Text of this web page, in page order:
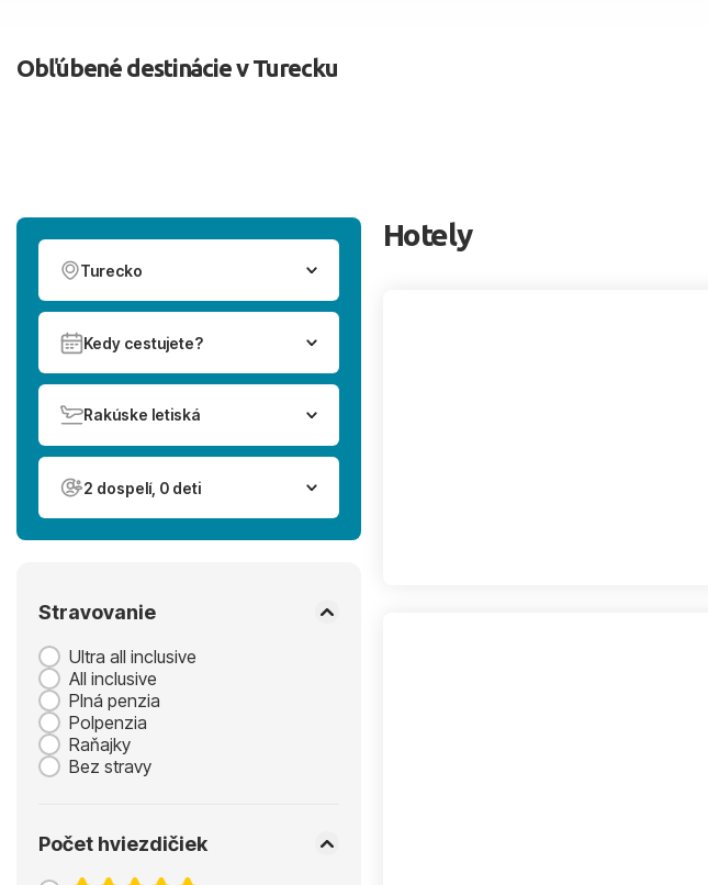
Obľúbené destinácie v Turecku
Turecko
Kedy cestujete?
Rakúske letiská
2 dospelí, 0 deti
Stravovanie
Ultra all inclusive
All inclusive
Plná penzia
Polpenzia
Raňajky
Bez stravy
Počet hviezdičiek
Hotely